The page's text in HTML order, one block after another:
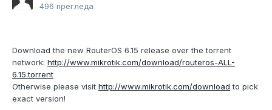
496 прегледа
Download the new RouterOS 6.15 release over the torrent
network: http://www.mikrotik.com/download/routeros-ALL-
6.15.torrent
Otherwise please visit http://www.mikrotik.com/download to pick
exact version!